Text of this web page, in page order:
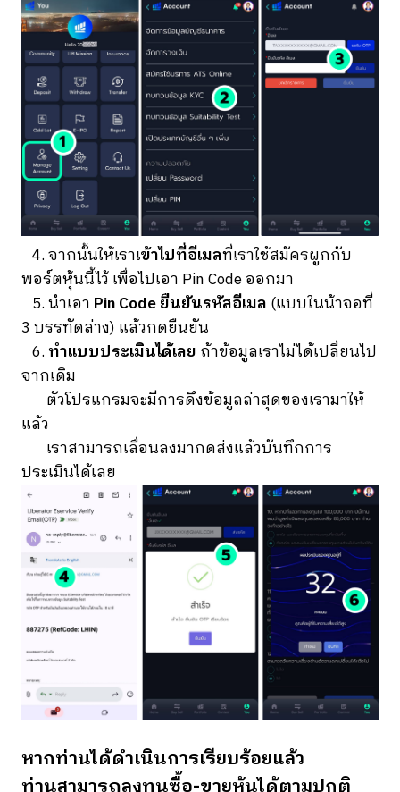
4. จากนั้นให้เราเข้าไปที่อีเมลที่เราใช้สมัครผูกกับ
พอร์ตหุ้นนี้ไว้ เพื่อไปเอา Pin Code ออกมา
5. นำเอา Pin Code ยืนยันรหัสอีเมล (แบบในน้าจอที่
3 บรรทัดล่าง) แล้วกดยืนยัน
6. ทำแบบประเมินได้เลย ถ้าข้อมูลเราไม่ได้เปลี่ยนไป
จากเดิม
ตัวโปรแกรมจะมีการดึงข้อมูลล่าสุดของเรามาให้
แล้ว
เราสามารถเลื่อนลงมากดส่งแล้วบันทึกการ
ประเมินได้เลย
หากท่านได้ดำเนินการเรียบร้อยแล้ว